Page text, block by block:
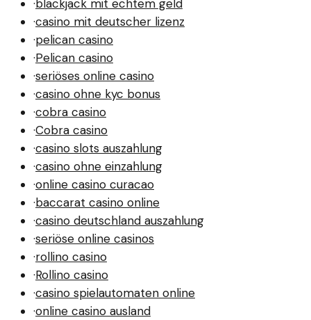
·blackjack mit echtem geld
·casino mit deutscher lizenz
·pelican casino
·Pelican casino
·seriöses online casino
·casino ohne kyc bonus
·cobra casino
·Cobra casino
·casino slots auszahlung
·casino ohne einzahlung
·online casino curacao
·baccarat casino online
·casino deutschland auszahlung
·seriöse online casinos
·rollino casino
·Rollino casino
·casino spielautomaten online
·online casino ausland